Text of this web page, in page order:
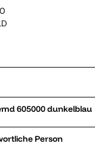
Details zu Langarmhemd 605000 dunkelblau
Person